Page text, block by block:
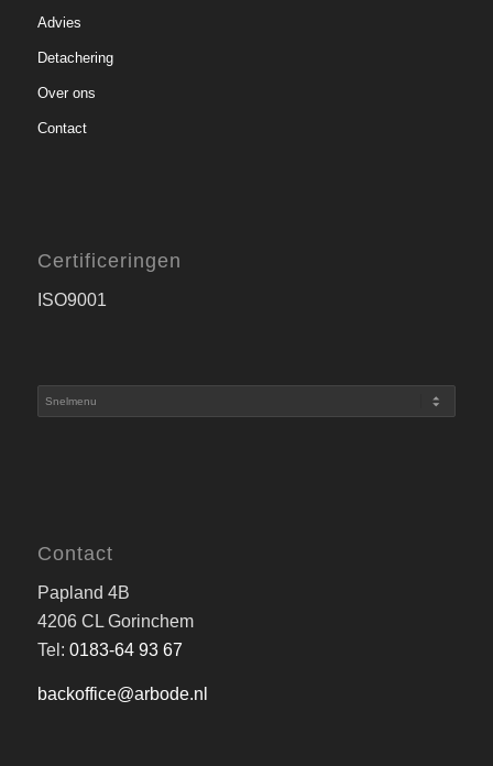
Advies
Detachering
Over ons
Contact
Certificeringen
ISO9001
Contact
Papland 4B
4206 CL Gorinchem
Tel: 0183-64 93 67
backoffice@arbode.nl